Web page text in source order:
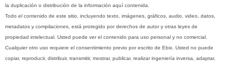
la duplicación o distribución de la información aquí contenida.
Todo el contenido de este sitio, incluyendo texto, imágenes, gráficos, audio, video, datos,
metadatos y compilaciones, está protegido por derechos de autor y otras leyes de
propiedad intelectual. Usted puede ver el contenido para uso personal y no comercial.
Cualquier otro uso requiere el consentimiento previo por escrito de Ebix. Usted no puede
copiar, reproducir, distribuir, transmitir, mostrar, publicar, realizar ingeniería inversa, adaptar,